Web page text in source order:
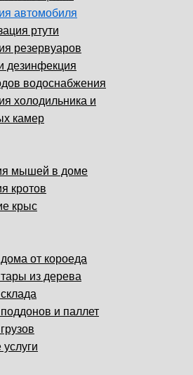
автомобиля
ртути
резервуаров
дезинфекция
водоснабжения
холодильника и
камер
мышей в доме
кротов
крыс
от короеда
из дерева
и паллет